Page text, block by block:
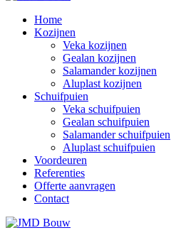
Home
Kozijnen
Veka kozijnen
Gealan kozijnen
Salamander kozijnen
Aluplast kozijnen
Schuifpuien
Veka schuifpuien
Gealan schuifpuien
Salamander schuifpuien
Aluplast schuifpuien
Voordeuren
Referenties
Offerte aanvragen
Contact